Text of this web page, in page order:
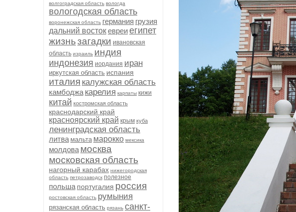
волгоградская область вологда
вологодская область
воронежская область германия грузия
дальний востокевреиегипет
жизньзагадки ивановская
область израиль индия
индонезия иордания иран
иркутская область испания
италия калужская область
камбоджа карелия карпаты кижи
китай костромская область
краснодарский край
красноярский край крым куба
ленинградская область
литва мальта марокко мексика
молдова москва
московская область
нагорный карабах нижегородская
область петрозаводск полезное
польша португалия россия
ростовская область румыния
рязанская область рязань санкт-